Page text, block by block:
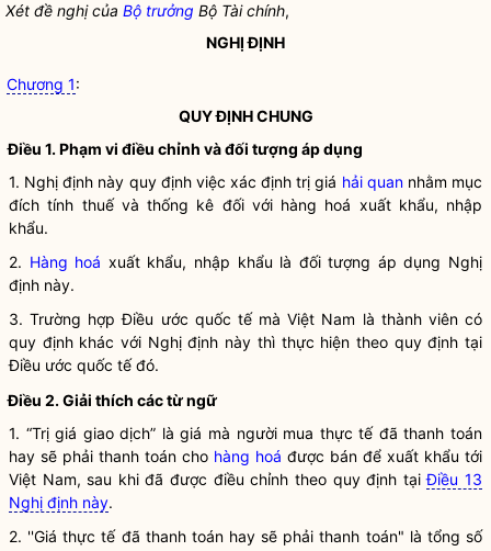
Xét đề nghị của Bộ trưởng Bộ Tài chính,
NGHỊ ĐỊNH
Chương 1:
QUY ĐỊNH CHUNG
Điều 1. Phạm vi điều chỉnh và đối tượng áp dụng
1. Nghị định này quy định việc xác định trị giá hải quannhằm mục
đích tính thuế và thống kê đối với hàng hoá xuất khẩu, nhập
khẩu.
2. Hàng hoá xuất khẩu, nhập khẩu là đối tượng áp dụng Nghị
định này.
3. Trường hợp Điều ước quốc tế mà Việt Nam là thành viên có
quy định khác với Nghị định này thì thực hiện theo quy định tại
Điều ước quốc tế đó.
Điều 2. Giải thích các từ ngữ
1. “Trị giá giao dịch” là giá mà người mua thực tế đã thanh toán
hay sẽ phải thanh toán cho hàng hoá được bán để xuất khẩu tới
Việt Nam, sau khi đã được điều chỉnh theo quy định tạiĐiều 13
Nghị định này.
2. ''Giá thực tế đã thanh toán hay sẽ phải thanh toán" là tổng số